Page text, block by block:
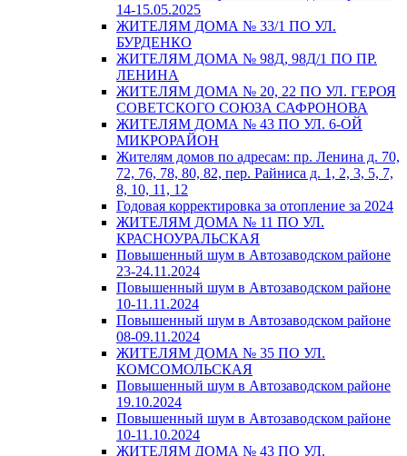
14-15.05.2025
ЖИТЕЛЯМ ДОМА № 33/1 ПО УЛ.
БУРДЕНКО
ЖИТЕЛЯМ ДОМА № 98Д, 98Д/1 ПО ПР.
ЛЕНИНА
ЖИТЕЛЯМ ДОМА № 20, 22 ПО УЛ. ГЕРОЯ
СОВЕТСКОГО СОЮЗА САФРОНОВА
ЖИТЕЛЯМ ДОМА № 43 ПО УЛ. 6-ОЙ
МИКРОРАЙОН
Жителям домов по адресам: пр. Ленина д. 70,
72, 76, 78, 80, 82, пер. Райниса д. 1, 2, 3, 5, 7,
8, 10, 11, 12
Годовая корректировка за отопление за 2024
ЖИТЕЛЯМ ДОМА № 11 ПО УЛ.
КРАСНОУРАЛЬСКАЯ
Повышенный шум в Автозаводском районе
23-24.11.2024
Повышенный шум в Автозаводском районе
10-11.11.2024
Повышенный шум в Автозаводском районе
08-09.11.2024
ЖИТЕЛЯМ ДОМА № 35 ПО УЛ.
КОМСОМОЛЬСКАЯ
Повышенный шум в Автозаводском районе
19.10.2024
Повышенный шум в Автозаводском районе
10-11.10.2024
ЖИТЕЛЯМ ДОМА № 43 ПО УЛ.